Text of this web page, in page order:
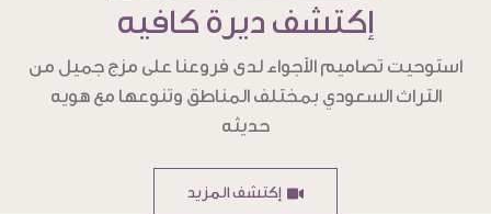
إكتشف ديرة كافيه
استوحيت تصاميم الأجواء لدى فروعنا على مزج جميل من
التراث السعودي بمختلف المناطق وتنوعها مع هويه
حديثه
إكتشف المزيد